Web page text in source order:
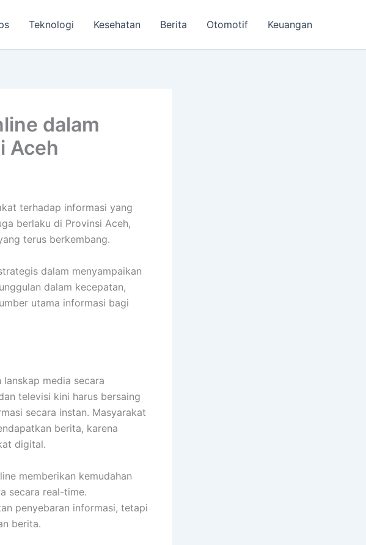
Teknologi Kesehatan Berita Otomotif Keuangan
dalam
Aceh
terhadap informasi yang
berlaku di Provinsi Aceh,
terus berkembang.
dalam menyampaikan
dalam kecepatan,
utama informasi bagi
media secara
televisi kini harus bersaing
secara instan. Masyarakat
berita, karena
digital.
memberikan kemudahan
secara real-time.
penyebaran informasi, tetapi
berita.